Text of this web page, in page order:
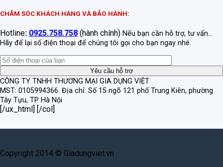
CHĂM SÓC KHÁCH HÀNG VÀ BẢO HÀNH:
Hotline: 0925.758.758 (hành chính) Nếu bạn cần hỗ trợ, tư vấn...
Hãy để lại số điện thoại để chúng tôi gọi cho bạn ngay nhé.
CÔNG TY TNHH THƯƠNG MẠI GIA DỤNG VIỆT
MST: 0105994366. Địa chỉ: Số 15 ngõ 121 phố Trung Kiên, phường
Tây Tựu, TP Hà Nội
[/ux_html] [/col]
Copyright 2014 © Giadungviet.vn